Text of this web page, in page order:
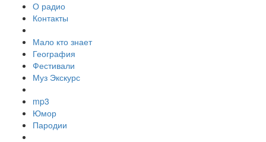
О радио
Контакты
Мало кто знает
География
Фестивали
Муз Экскурс
mp3
Юмор
Пародии